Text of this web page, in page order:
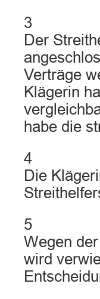
3
Der
Verträge
Klägerin
habe die
4
Die
5
Wegen
wird